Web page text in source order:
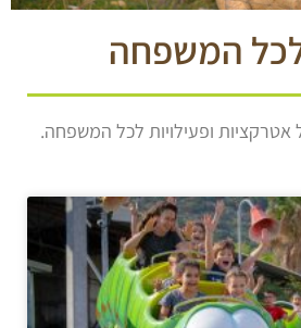
המשפחה
אטרקציות ופעילויות לכל המשפחה.